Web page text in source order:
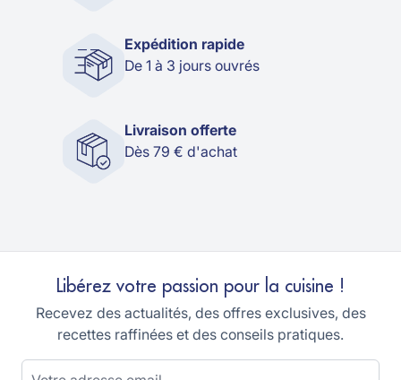
Expédition rapide
De 1 à 3 jours ouvrés
Livraison offerte
Dès 79 € d'achat
Libérez votre passion pour la cuisine !
Recevez des actualités, des offres exclusives, des
recettes raffinées et des conseils pratiques.